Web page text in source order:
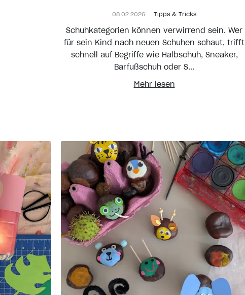
08.02.2026 Tipps & Tricks
Schuhkategorien können verwirrend sein. Wer
für sein Kind nach neuen Schuhen schaut, trifft
schnell auf Begriffe wie Halbschuh, Sneaker,
Barfußschuh oder S...
Mehr lesen